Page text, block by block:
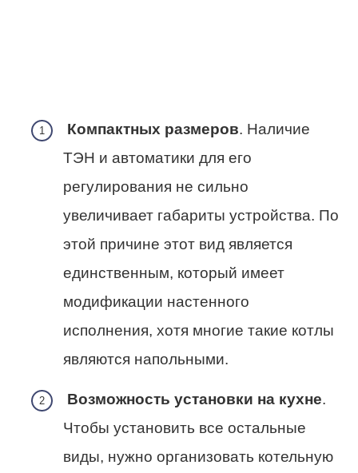
Компактных размеров. Наличие
ТЭН и автоматики для его
регулирования не сильно
увеличивает габариты устройства. По
этой причине этот вид является
единственным, который имеет
модификации настенного
исполнения, хотя многие такие котлы
являются напольными.
Возможность установки на кухне.
Чтобы установить все остальные
виды, нужно организовать котельную